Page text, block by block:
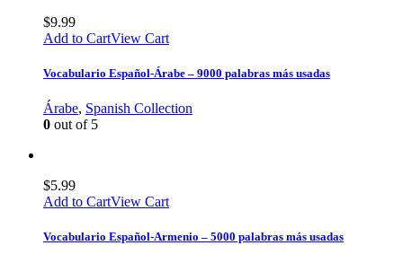
$9.99
Add to CartView Cart
Vocabulario Español-Árabe – 9000 palabras más usadas
Árabe, Spanish Collection
0 out of 5
$5.99
Add to CartView Cart
Vocabulario Español-Armenio – 5000 palabras más usadas